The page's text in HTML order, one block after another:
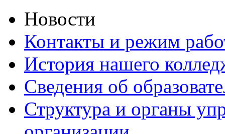
Новости
Контакты и режим
История нашего
Сведения об
Структура и органы